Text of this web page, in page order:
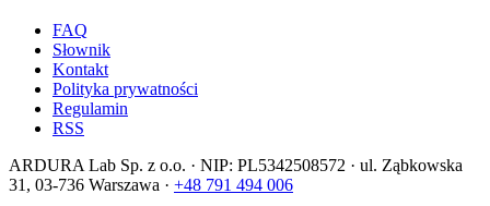
FAQ
Słownik
Kontakt
Polityka prywatności
Regulamin
RSS
ARDURA Lab Sp. z o.o. · NIP: PL5342508572 · ul. Ząbkowska
31, 03-736 Warszawa · +48 791 494 006